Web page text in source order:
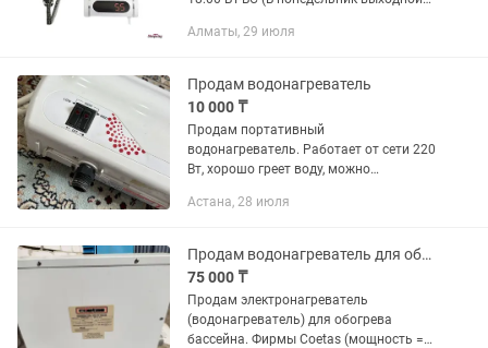
Проточный водонагреватель - это
постоянно...
Алматы, 29 июля
Продам водонагреватель
10 000 ₸
Продам портативный
водонагреватель. Работает от сети 220
Вт, хорошо греет воду, можно
ванну. Подключается очень легко, к
Астана, 28 июля
Продам водонагреватель для обогрева бассейна
75 000 ₸
Продам электронагреватель
(водонагреватель) для обогрева
бассейна. Фирмы Coetas (мощность =